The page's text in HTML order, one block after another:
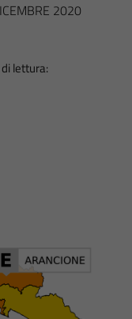
2020
lettura: